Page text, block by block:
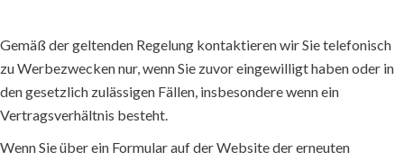
Gemäß der geltenden Regelung kontaktieren wir Sie telefonisch
zu Werbezwecken nur, wenn Sie zuvor eingewilligt haben oder in
den gesetzlich zulässigen Fällen, insbesondere wenn ein
Vertragsverhältnis besteht.
Wenn Sie über ein Formular auf der Website der erneuten